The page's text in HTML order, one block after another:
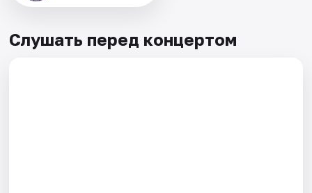
Слушать перед концертом